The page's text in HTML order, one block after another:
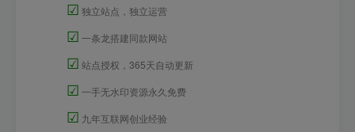
☑ 独立站点，独立运营
☑ 一条龙搭建同款网站
☑ 站点授权，365天自动更新
☑ 一手无水印资源永久免费
☑ 九年互联网创业经验